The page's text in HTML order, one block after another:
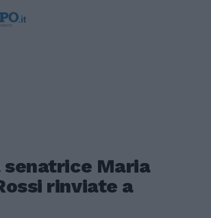
senatrice Maria
rinviate a